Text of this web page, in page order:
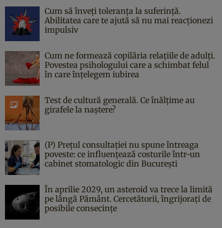
Cum să înveți toleranța la suferință.
Abilitatea care te ajută să nu mai reacționezi
impulsiv
Cum ne formează copilăria relațiile de adulți.
Povestea psihologului care a schimbat felul
în care înțelegem iubirea
Test de cultură generală. Ce înălțime au
girafele la naștere?
(P) Prețul consultației nu spune întreaga
poveste: ce influențează costurile într-un
cabinet stomatologic din București
În aprilie 2029, un asteroid va trece la limită
pe lângă Pământ. Cercetătorii, îngrijorați de
posibile consecințe